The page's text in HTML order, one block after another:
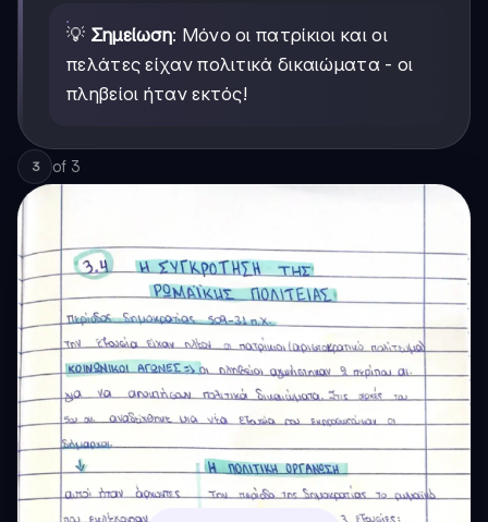
💡 Σημείωση: Μόνο οι πατρίκιοι και οι
πελάτες είχαν πολιτικά δικαιώματα - οι
πληβείοι ήταν εκτός!
3 of 3